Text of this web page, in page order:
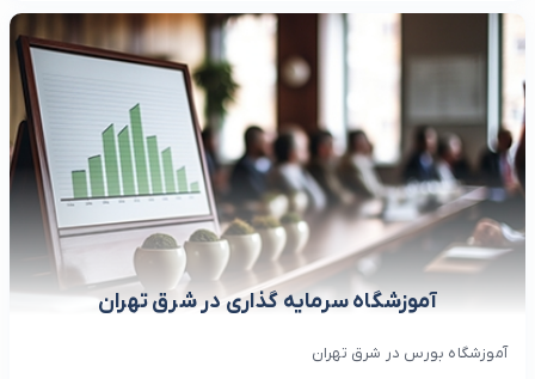
آموزشگاه سرمایه گذاری در شرق تهران
آموزشگاه بورس در شرق تهران